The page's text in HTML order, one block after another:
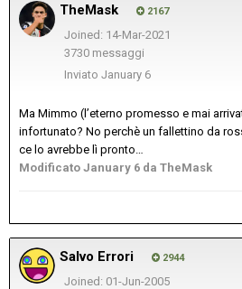
TheMask 2167
Joined: 14-Mar-2021
3730 messaggi
Inviato January 6
Ma Mimmo (l’eterno promesso e mai
infortunato? No perchè un fallettino da
ce lo avrebbe lì pronto…
Modificato January 6 da TheMask
Salvo Errori 2944
Joined: 01-Jun-2005